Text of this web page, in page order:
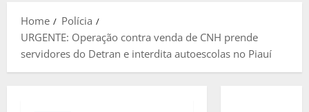
Home
Polícia
URGENTE: Operação contra venda de CNH prende
servidores do Detran e interdita autoescolas no Piauí